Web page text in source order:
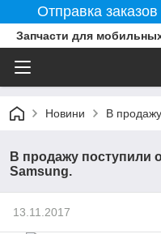
Отправка
Запчасти для
Новини В
В продажу поступили
Samsung.
13.11.2017